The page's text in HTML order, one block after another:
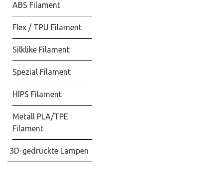
ABS Filament
Flex / TPU Filament
Silklike Filament
Spezial Filament
HIPS Filament
Metall PLA/TPE
Filament
3D-gedruckte Lampen